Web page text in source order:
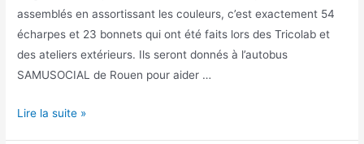
assemblés en assortissant les couleurs, c’est exactement 54
écharpes et 23 bonnets qui ont été faits lors des Tricolab et
des ateliers extérieurs. Ils seront donnés à l’autobus
SAMUSOCIAL de Rouen pour aider …
Lire la suite »